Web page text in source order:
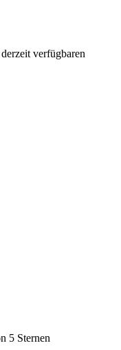
verfügbaren
5 Sternen